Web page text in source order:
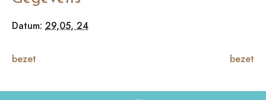
Datum: 29,05, 24
bezet bezet